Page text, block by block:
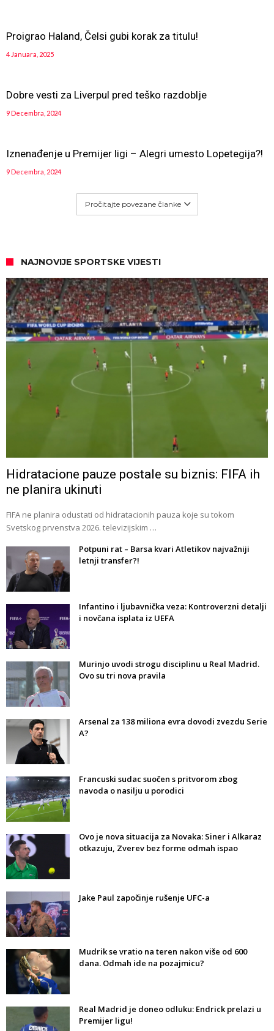
Proigrao Haland, Čelsi gubi korak za titulu!
4 Januara, 2025
Dobre vesti za Liverpul pred teško razdoblje
9 Decembra, 2024
Iznenađenje u Premijer ligi – Alegri umesto Lopetegija?!
9 Decembra, 2024
Pročitajte povezane članke
NAJNOVIJE SPORTSKE VIJESTI
Hidratacione pauze postale su biznis: FIFA ih
ne planira ukinuti
FIFA ne planira odustati od hidratacionih pauza koje su tokom
Svetskog prvenstva 2026. televizijskim …
Potpuni rat – Barsa kvari Atletikov najvažniji
letnji transfer?!
Infantino i ljubavnička veza: Kontroverzni detalji
i novčana isplata iz UEFA
Murinjo uvodi strogu disciplinu u Real Madrid.
Ovo su tri nova pravila
Arsenal za 138 miliona evra dovodi zvezdu Serie
A?
Francuski sudac suočen s pritvorom zbog
navoda o nasilju u porodici
Ovo je nova situacija za Novaka: Siner i Alkaraz
otkazuju, Zverev bez forme odmah ispao
Jake Paul započinje rušenje UFC-a
Mudrik se vratio na teren nakon više od 600
dana. Odmah ide na pozajmicu?
Real Madrid je doneo odluku: Endrick prelazi u
Premijer ligu!